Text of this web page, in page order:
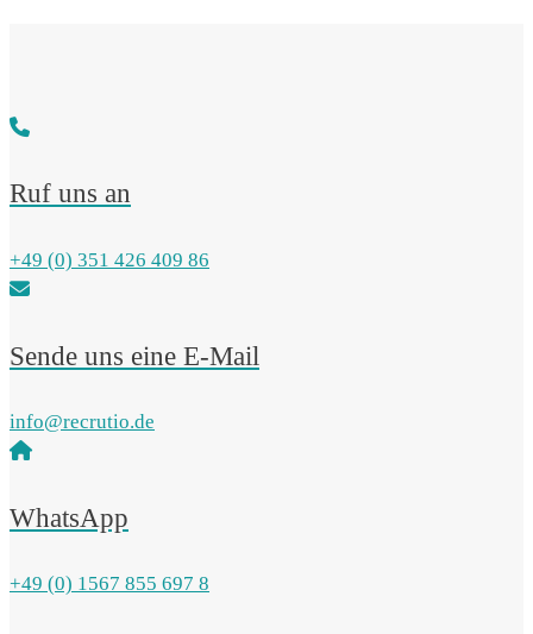
Ruf uns an
+49 (0) 351 426 409 86
Sende uns eine E-Mail
info@recrutio.de
WhatsApp
+49 (0) 1567 855 697 8